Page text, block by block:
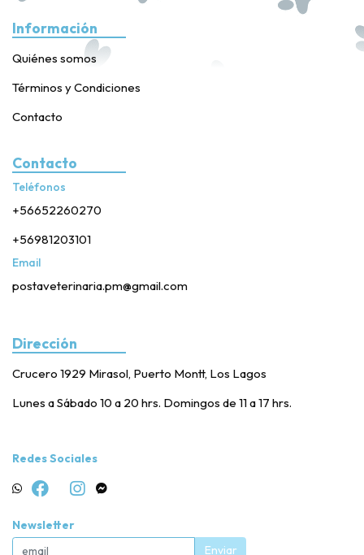
Información
Quiénes somos
Términos y Condiciones
Contacto
Contacto
Teléfonos
+56652260270
+56981203101
Email
postaveterinaria.pm@gmail.com
Dirección
Crucero 1929 Mirasol, Puerto Montt, Los Lagos
Lunes a Sábado 10 a 20 hrs. Domingos de 11 a 17 hrs.
Redes Sociales
Newsletter
Enviar